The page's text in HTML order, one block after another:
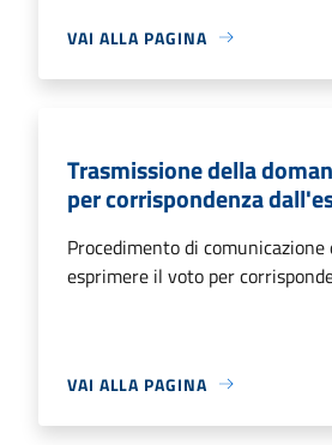
VAI ALLA PAGINA
Trasmissione della
per corrispondenza
Procedimento di
esprimere il voto per
VAI ALLA PAGINA